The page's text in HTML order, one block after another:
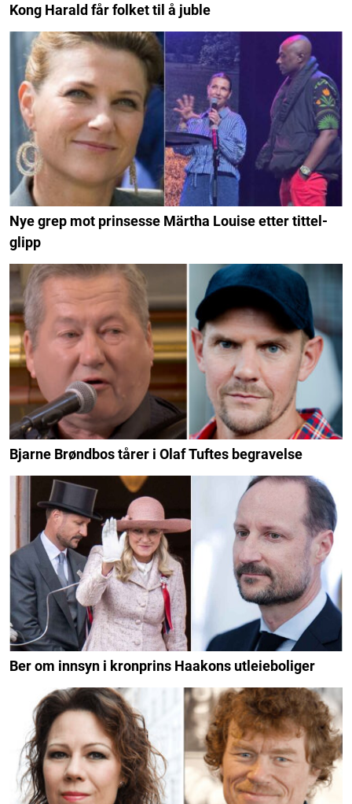
Kong Harald får folket til å juble
Nye grep mot prinsesse Märtha Louise etter tittel-
glipp
Bjarne Brøndbos tårer i Olaf Tuftes begravelse
Ber om innsyn i kronprins Haakons utleieboliger